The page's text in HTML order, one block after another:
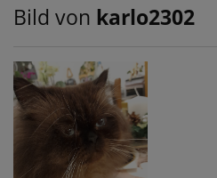
Bild von karlo2302